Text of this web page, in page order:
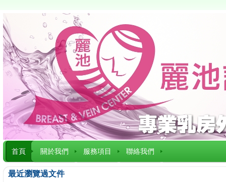
首頁 關於我們 服務項目 聯絡我們
最近瀏覽過文件